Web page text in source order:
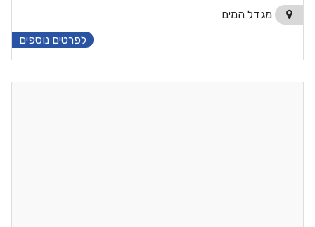
מגדל המים
לפרטים נוספים